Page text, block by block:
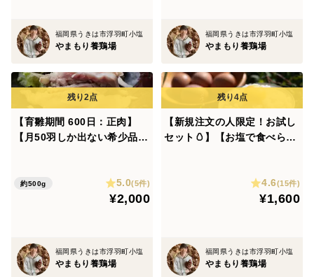
を使用しています。
魚粉の中には保存料が含まれておりますが、
私たちの地域は海がなく安定してお魚が手に入りませ
ん。
ているんですよ♪
福岡県うきは市浮羽町小塩
やまもり養鶏場
福岡県うきは市浮羽町小塩
やまもり養鶏場
【育雛期間 600日：正肉】
【月50羽しか出ない希少品】
い。【やまもりたまごのいい
とこどり】嬉しいガラ付♪
約500g 5.0(5件)
¥2,000
福岡県うきは市浮羽町小塩
やまもり養鶏場
【新規注文の人限定！お試し
セット🥚】【お塩で食べられ
を味ってみませんか？4.6(15件)
¥1,600
福岡県うきは市浮羽町小塩
やまもり養鶏場